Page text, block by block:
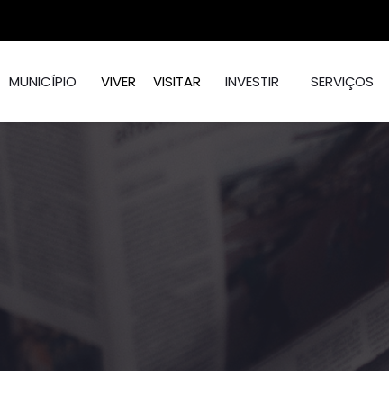
MUNICÍPIO VIVER VISITAR INVESTIR SERVIÇOS